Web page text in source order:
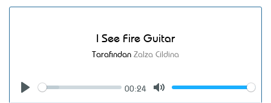
I See Fire Guitar
Tarafından Zalza Cildina
Seek
00:24
Volume